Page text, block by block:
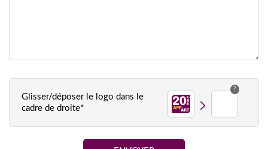
Glisser/déposer le logo dans le
cadre de droite*
?